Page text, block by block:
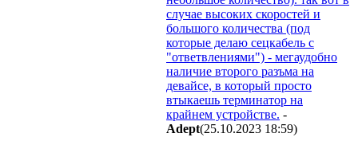
случае высоких скоростей и
большого количества (под
которые делаю сецкабель с
"ответвлениями") - мегаудобно
наличие второго разъма на
девайсе, в который просто
втыкаешь терминатор на
крайнем устройстве. -
Adept(25.10.2023 18:59)